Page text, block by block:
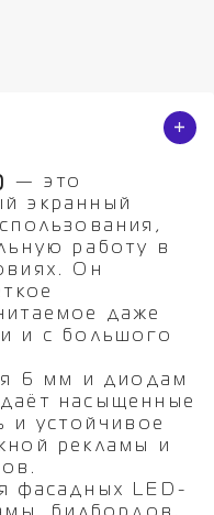
— это
экранный
работу в
Он
даже
и с большого
6 мм и диодам
насыщенные
и устойчивое
рекламы и
фасадных LED-